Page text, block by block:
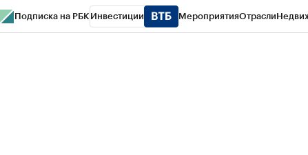
Подписка на РБК Инвестиции МероприятияОтрасли